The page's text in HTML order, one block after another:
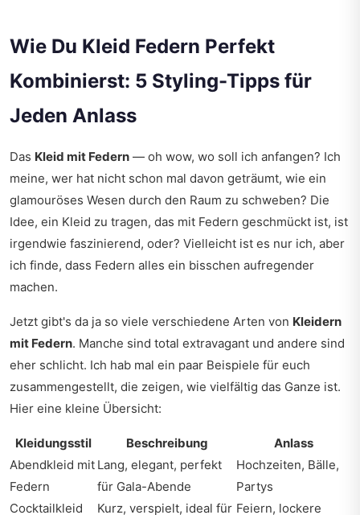
Wie Du Kleid Federn Perfekt
Kombinierst: 5 Styling-Tipps für
Jeden Anlass
Das Kleid mit Federn — oh wow, wo soll ich anfangen? Ich
meine, wer hat nicht schon mal davon geträumt, wie ein
glamouröses Wesen durch den Raum zu schweben? Die
Idee, ein Kleid zu tragen, das mit Federn geschmückt ist, ist
irgendwie faszinierend, oder? Vielleicht ist es nur ich, aber
ich finde, dass Federn alles ein bisschen aufregender
machen.
Jetzt gibt's da ja so viele verschiedene Arten von Kleidern
mit Federn. Manche sind total extravagant und andere sind
eher schlicht. Ich hab mal ein paar Beispiele für euch
zusammengestellt, die zeigen, wie vielfältig das Ganze ist.
Hier eine kleine Übersicht:
Kleidungsstil Beschreibung
Anlass
Abendkleid mit
Federn
Lang, elegant, perfekt
für Gala-Abende
Hochzeiten, Bälle,
Partys
Cocktailkleid
Kurz, verspielt, ideal für Feiern, lockere